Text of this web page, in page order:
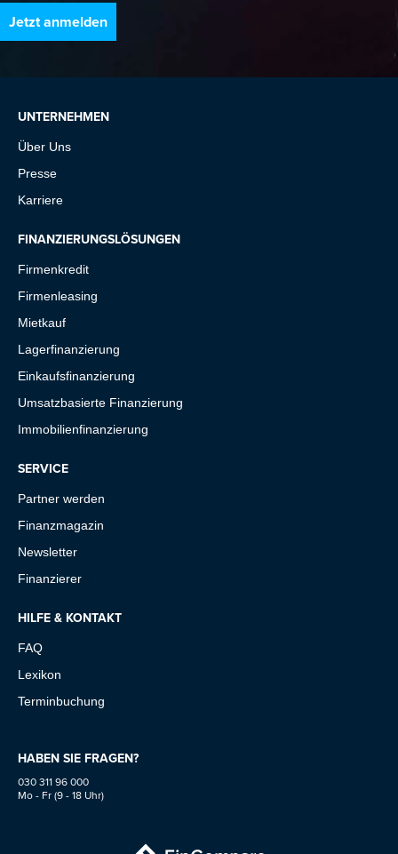
UNTERNEHMEN
Über Uns
Presse
Karriere
FINANZIERUNGSLÖSUNGEN
Firmenkredit
Firmenleasing
Mietkauf
Lagerfinanzierung
Einkaufsfinanzierung
Umsatzbasierte Finanzierung
Immobilienfinanzierung
SERVICE
Partner werden
Finanzmagazin
Newsletter
Finanzierer
HILFE & KONTAKT
FAQ
Lexikon
Terminbuchung
HABEN SIE FRAGEN?
030 311 96 000
Mo - Fr (9 - 18 Uhr)